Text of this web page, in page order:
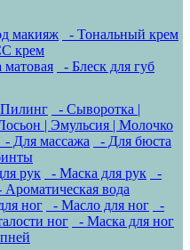
макияж
- Тональный крем
крем
- Блеск для губ
- Сыворотка |
| Эмульсия | Молочко
- Для массажа
- Для бюста
рук - Маска для рук
-
Ароматическая вода
ног - Масло для ног
-
ног
- Маска для ног